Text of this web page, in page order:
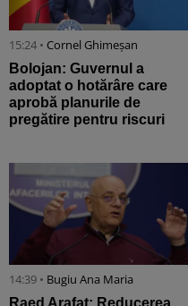
15:24 • Cornel Ghimeșan
Bolojan: Guvernul a
adoptat o hotărâre care
aprobă planurile de
pregătire pentru riscuri
14:39 • Bugiu ⁠Ana Maria